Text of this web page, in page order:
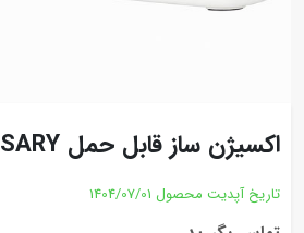
اکسیژن ساز قابل حمل SARY
تاریخ آپدیت محصول 1404/07/01